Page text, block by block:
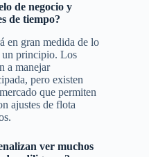
de negocio y
de tiempo?
en gran medida de lo
un principio. Los
a manejar
pero existen
que permiten
ajustes de flota
ver muchos